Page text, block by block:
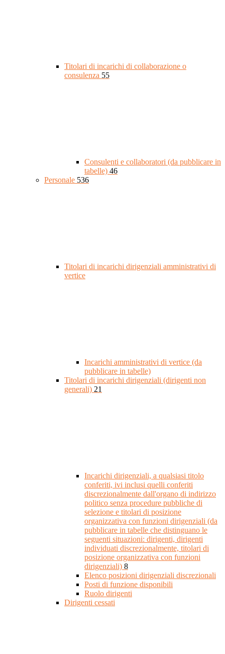
Titolari di incarichi di collaborazione o
consulenza 55
Consulenti e collaboratori (da pubblicare in
tabelle) 46
Personale 536
Titolari di incarichi dirigenziali amministrativi di
vertice
Incarichi amministrativi di vertice (da
pubblicare in tabelle)
Titolari di incarichi dirigenziali (dirigenti non
generali) 21
Incarichi dirigenziali, a qualsiasi titolo
conferiti, ivi inclusi quelli conferiti
discrezionalmente dall'organo di indirizzo
politico senza procedure pubbliche di
selezione e titolari di posizione
organizzativa con funzioni dirigenziali (da
pubblicare in tabelle che distinguano le
seguenti situazioni: dirigenti, dirigenti
individuati discrezionalmente, titolari di
posizione organizzativa con funzioni
dirigenziali) 8
Elenco posizioni dirigenziali discrezionali
Posti di funzione disponibili
Ruolo dirigenti
Dirigenti cessati